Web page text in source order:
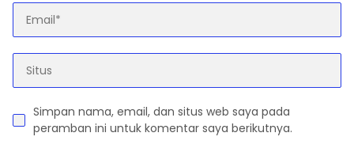
Simpan nama, email, dan situs web saya pada
peramban ini untuk komentar saya berikutnya.